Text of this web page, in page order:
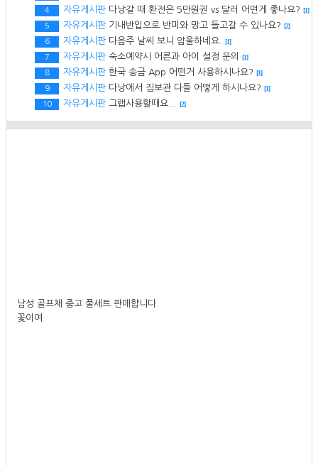
4
자유게시판 다낭갈 때 환전은 5만원권 vs 달러 어떤게 좋나요? [1]
5
자유게시판 기내반입으로 반미와 망고 들고갈 수 있나요? [2]
6
자유게시판 다음주 날씨 보니 암울하네요. [1]
7
자유게시판 숙소예약시 어른과 아이 설정 문의 [1]
8
자유게시판 한국 송금 App 어떤거 사용하시나요? [1]
9
자유게시판 다낭에서 짐보관 다들 어떻게 하시나요? [1]
10
자유게시판 그랩사용할때요... [2]
남성 골프채 중고 풀세트 판매합니다
꽃이여